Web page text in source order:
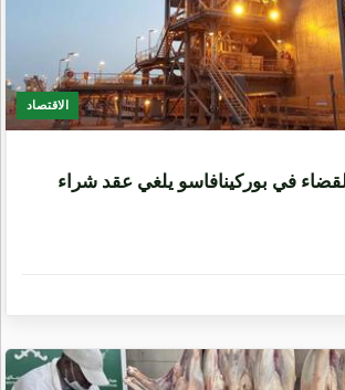
الاقتصاد
في بوركينافاسو يلغي عقد شراء